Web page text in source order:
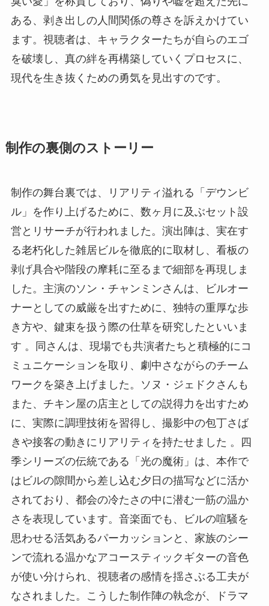
ある、剥き出しの人間関係の尊さを訴えかけてい
ます。視聴者は、キャラクターたちが自らのエゴ
を破壊し、真の絆を再構築していくプロセスに、
現代を生き抜くための勇気を見出すのです。
制作の裏側のストーリー
制作の舞台裏では、リアリティ溢れる「デウンビ
ル」を作り上げるために、数ヶ月に及ぶセット設
営とリサーチが行われました。演出陣は、実在す
る老朽化した雑居ビルを徹底的に取材し、看板の
剥げ具合や階段の摩耗に至るまで細部を再現しま
した。主演のソン・チャンミンさんは、ビルオー
ナーとしての威厳を出すために、独特の重厚な歩
き方や、鍵束を扱う際の仕草を研究したといいま
す 。同さんは、現場でも共演者たちと積極的にコ
ミュニケーションを取り、劇中さながらのチーム
ワークを築き上げました。ソヌ・ジェドクさんも
また、チキン屋の店主としての説得力を出すため
に、実際に調理技術を習得し、撮影中の包丁さば
きや接客の動きにリアリティを持たせました 。四
季シリーズの伝統である「光の魔術」は、本作で
はビルの隙間から差し込む夕日の描写などに活か
されており、都会の冷たさの中に潜む一筋の温か
さを表現しています。音楽面でも、ビルの喧騒を
思わせる活気あるパーカッションと、家族のシー
ンで流れる温かなアコースティックギターの音色
が使い分けられ、視聴者の感情を揺さぶる工夫が
なされました。こうした制作陣の執念が、ドラマ